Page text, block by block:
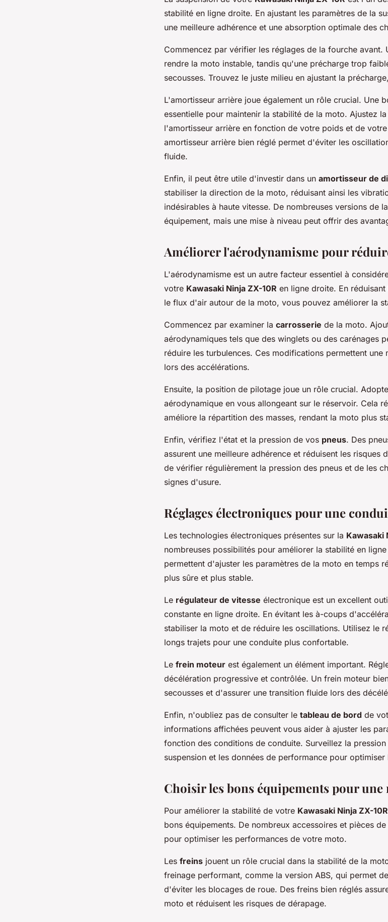
stabilité en ligne droite. En ajustant les paramètres de la
une meilleure adhérence et une absorption optimale des
Commencez par vérifier les réglages de la fourche avant.
rendre la moto instable, tandis qu'une précharge trop
secousses. Trouvez le juste milieu en ajustant la
L'amortisseur arrière joue également un rôle crucial. Une
essentielle pour maintenir la stabilité de la moto. Ajustez
l'amortisseur arrière en fonction de votre poids et de
amortisseur arrière bien réglé permet d'éviter les
fluide.
Enfin, il peut être utile d'investir dans un amortisseur de
stabiliser la direction de la moto, réduisant ainsi les
indésirables à haute vitesse. De nombreuses versions de
équipement, mais une mise à niveau peut offrir des
Améliorer l'aérodynamisme pour
L'aérodynamisme est un autre facteur essentiel à
votre Kawasaki Ninja ZX-10R en ligne droite. En
le flux d'air autour de la moto, vous pouvez améliorer la
Commencez par examiner la carrosserie de la moto.
aérodynamiques tels que des winglets ou des carénages
réduire les turbulences. Ces modifications permettent une
lors des accélérations.
Ensuite, la position de pilotage joue un rôle crucial.
aérodynamique en vous allongeant sur le réservoir. Cela
améliore la répartition des masses, rendant la moto plus
Enfin, vérifiez l'état et la pression de vos pneus. Des
assurent une meilleure adhérence et réduisent les risques
de vérifier régulièrement la pression des pneus et de les
signes d'usure.
Réglages électroniques pour une
Les technologies électroniques présentes sur la Kawasaki
nombreuses possibilités pour améliorer la stabilité en
permettent d'ajuster les paramètres de la moto en temps
plus sûre et plus stable.
Le régulateur de vitesse électronique est un excellent
constante en ligne droite. En évitant les à-coups
stabiliser la moto et de réduire les oscillations. Utilisez le
longs trajets pour une conduite plus confortable.
Le frein moteur est également un élément important.
décélération progressive et contrôlée. Un frein moteur
secousses et d'assurer une transition fluide lors des
Enfin, n'oubliez pas de consulter le tableau de bord de
informations affichées peuvent vous aider à ajuster les
fonction des conditions de conduite. Surveillez la
suspension et les données de performance pour
Choisir les bons équipements pour
Pour améliorer la stabilité de votre Kawasaki Ninja ZX-10R
bons équipements. De nombreux accessoires et pièces
pour optimiser les performances de votre moto.
Les freins jouent un rôle crucial dans la stabilité de la
freinage performant, comme la version ABS, qui permet
d'éviter les blocages de roue. Des freins bien réglés
moto et réduisent les risques de dérapage.